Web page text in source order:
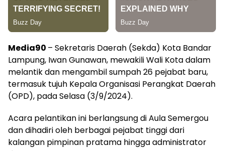
Media90 – Sekretaris Daerah (Sekda) Kota Bandar
Lampung, Iwan Gunawan, mewakili Wali Kota dalam
melantik dan mengambil sumpah 26 pejabat baru,
termasuk tujuh Kepala Organisasi Perangkat Daerah
(OPD), pada Selasa (3/9/2024).
Acara pelantikan ini berlangsung di Aula Semergou
dan dihadiri oleh berbagai pejabat tinggi dari
kalangan pimpinan pratama hingga administrator